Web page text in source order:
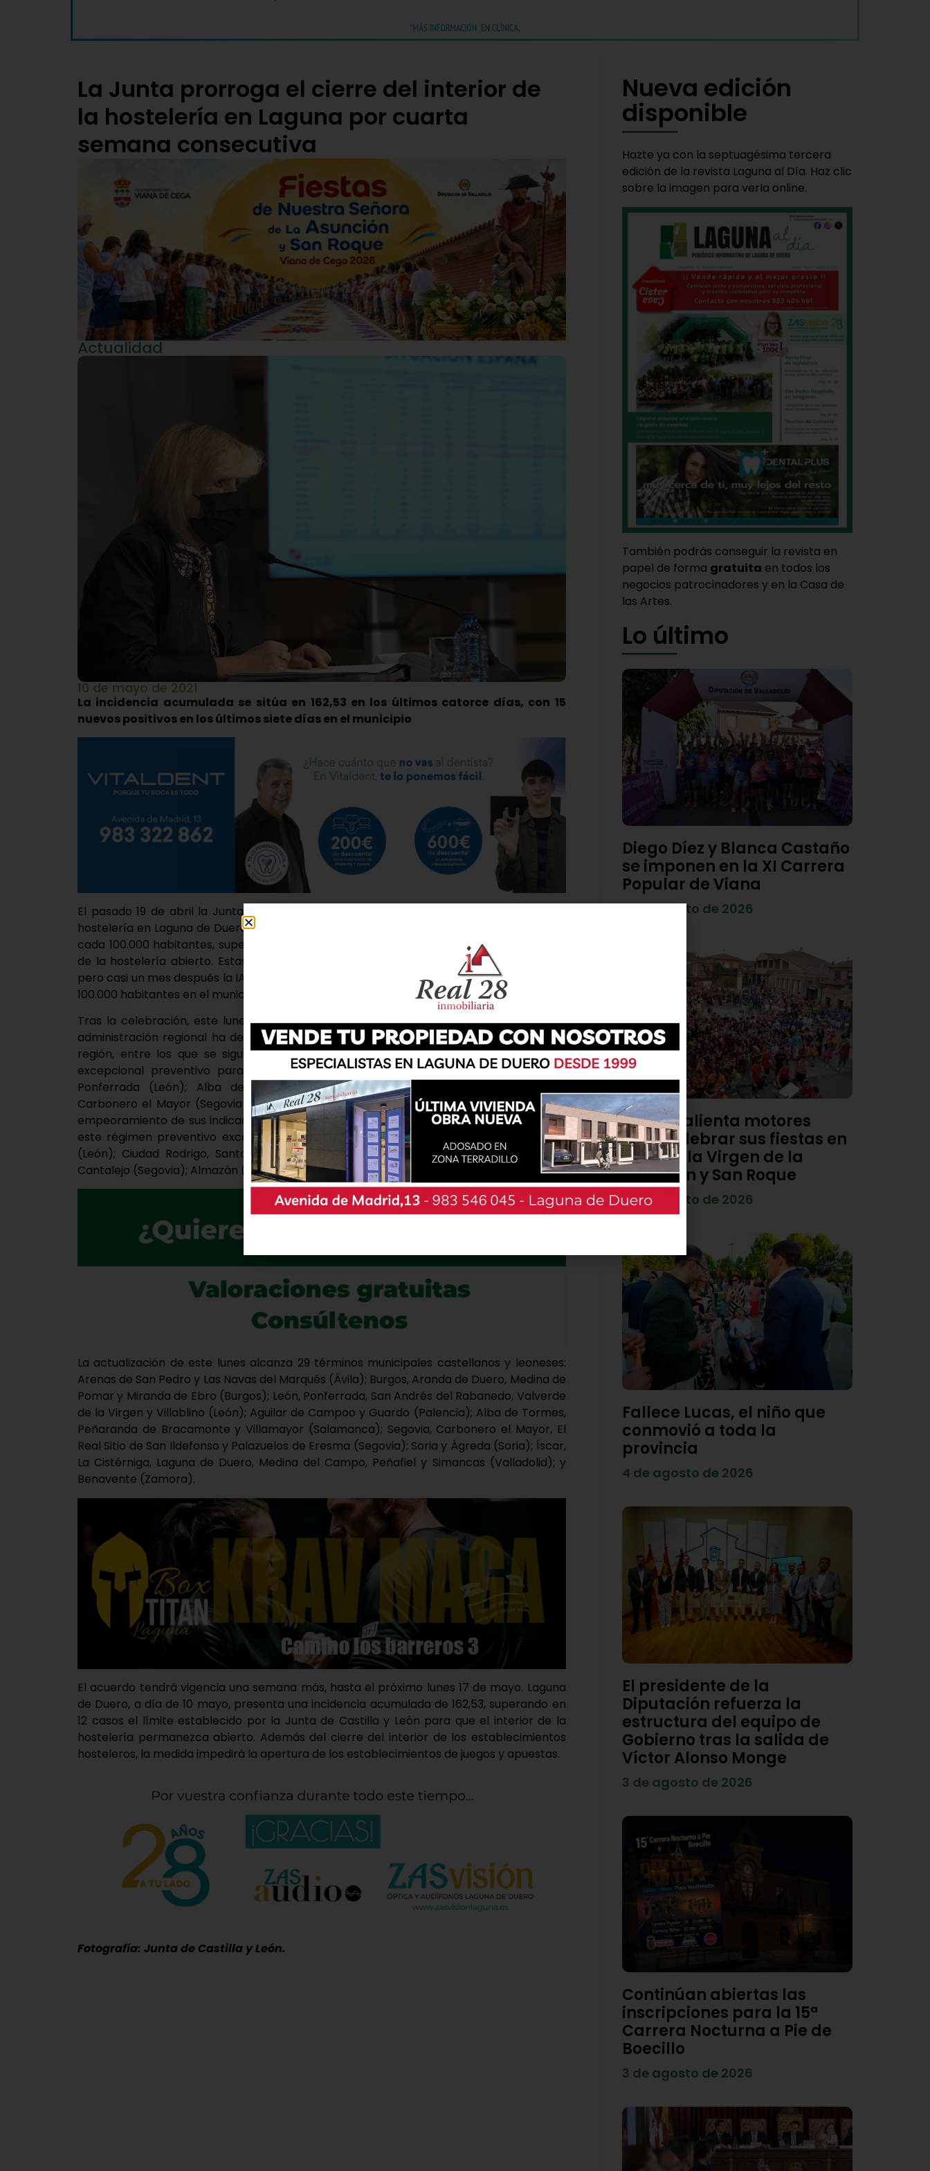
La Junta prorroga el cierre del interior de
la hostelería en Laguna por cuarta
semana consecutiva
Actualidad
10 de mayo de 2021
La incidencia acumulada se sitúa en 162,53 en los últimos catorce días, con 15
nuevos positivos en los últimos siete días en el municipio
El pasado 19 de abril la Junta de Castilla y León confirmaba el cierre del interior de la
hostelería en Laguna de Duero tras registrar una incidencia acumulada de 180 casos por
cada 100.000 habitantes, superando así el límite de 150 casos para mantener el interior
de la hostelería abierto. Estas medidas tendrían, en principio, una duración de 14 días,
pero casi un mes después la IA no consigue situarse por debajo de los 150 casos por cada
100.000 habitantes en el municipio.
Tras la celebración, este lunes, del Consejo de Gobierno Extraordinario de la Junta, la
administración regional ha definido que un total de 29 términos municipales de toda la
región, entre los que se sigue encontrando Laguna de Duero, tendrán este régimen
excepcional preventivo para la contención pandémica. Aranda de Duero (Burgos);
Ponferrada (León); Alba de Tormes y Peñaranda de Bracamonte (Salamanca);
Carbonero el Mayor (Segovia); y Ágreda (Soria) se incorporan a esta situación ante el
empeoramiento de sus indicadores epidemiológicos y asistenciales, mientras que decae
este régimen preventivo excepcional en Alfoz de Quintanadueñas (Burgos); Bembibre
(León); Ciudad Rodrigo, Santa Marta de Tormes y Villares de la Reina (Salamanca);
Cantalejo (Segovia); Almazán (Soria); y Aldeamayor de San Martín (Valladolid).
La actualización de este lunes alcanza 29 términos municipales castellanos y leoneses:
Arenas de San Pedro y Las Navas del Marqués (Ávila); Burgos, Aranda de Duero, Medina de
Pomar y Miranda de Ebro (Burgos); León, Ponferrada, San Andrés del Rabanedo, Valverde
de la Virgen y Villablino (León); Aguilar de Campoo y Guardo (Palencia); Alba de Tormes,
Peñaranda de Bracamonte y Villamayor (Salamanca); Segovia, Carbonero el Mayor, El
Real Sitio de San Ildefonso y Palazuelos de Eresma (Segovia); Soria y Ágreda (Soria); Íscar,
La Cistérniga, Laguna de Duero, Medina del Campo, Peñafiel y Simancas (Valladolid); y
Benavente (Zamora).
El acuerdo tendrá vigencia una semana más, hasta el próximo lunes 17 de mayo. Laguna
de Duero, a día de 10 mayo, presenta una incidencia acumulada de 162,53, superando en
12 casos el límite establecido por la Junta de Castilla y León para que el interior de la
hostelería permanezca abierto. Además del cierre del interior de los establecimientos
hosteleros, la medida impedirá la apertura de los establecimientos de juegos y apuestas.
Fotografía: Junta de Castilla y León.
Nueva edición
disponible
Hazte ya con la septuagésima tercera
edición de la revista Laguna al Día. Haz clic
sobre la imagen para verla online.
También podrás conseguir la revista en
papel de forma gratuita en todos los
negocios patrocinadores y en la Casa de
las Artes.
Lo último
Diego Díez y Blanca Castaño
se imponen en la XI Carrera
Popular de Viana
4 de agosto de 2026
Viana calienta motores
para celebrar sus fiestas en
honor a la Virgen de la
Asunción y San Roque
4 de agosto de 2026
Fallece Lucas, el niño que
conmovió a toda la
provincia
4 de agosto de 2026
El presidente de la
Diputación refuerza la
estructura del equipo de
Gobierno tras la salida de
Víctor Alonso Monge
3 de agosto de 2026
Continúan abiertas las
inscripciones para la 15ª
Carrera Nocturna a Pie de
Boecillo
3 de agosto de 2026